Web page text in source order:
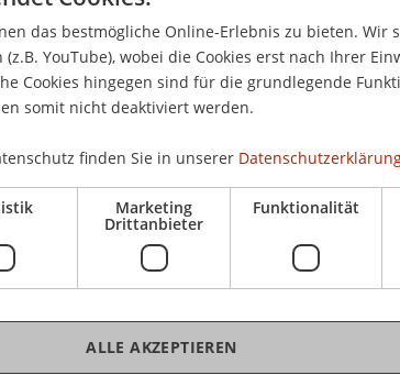
an der Universität Liechtenstein studieren
regulären Studiengebühren
Aufenthaltes.
das bestmögliche Online-Erlebnis zu bieten. Wir
YouTube), wobei die Cookies erst nach Ihrer
Cookies hingegen sind für die grundlegende
somit nicht deaktiviert werden.
finden Sie in unserer
Marketing
Drittanbieter
Funktionalität
ALLE AKZEPTIEREN